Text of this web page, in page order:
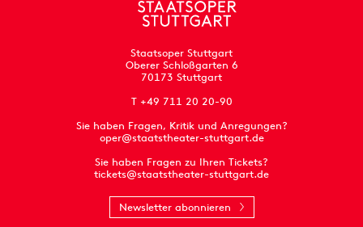
Staatsoper Stuttgart
Oberer Schloßgarten 6
70173 Stuttgart
T +49 711 20 20-90
Sie haben Fragen, Kritik und Anregungen?
oper@staatstheater-stuttgart.de
Sie haben Fragen zu Ihren Tickets?
tickets@staatstheater-stuttgart.de
Newsletter abonnieren